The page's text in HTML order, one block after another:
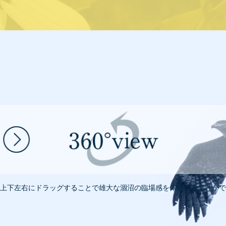
下左右にドラッグすることで雄大な涸沼の臨場感を体験することが